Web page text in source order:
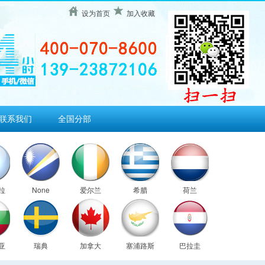
设为首页 加入收藏
系我们 全国分部
None 爱尔兰 希腊 荷兰
瑞典 加拿大 塞浦路斯 巴拉圭